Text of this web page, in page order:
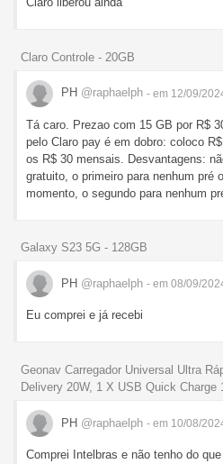
Claro Controle - 20GB
PH @raphaelph - em 12/09/
Tá caro. Prezao com 15 GB por R$
pelo Claro pay é em dobro: coloco
os R$ 30 mensais. Desvantagens:
gratuito, o primeiro para nenhum pré
momento, o segundo para nenhum
Galaxy S23 5G - 128GB
PH @raphaelph - em 08/09/
Eu comprei e já recebi
Geonav Carregador Universal Ultra
Delivery 20W, 1 X USB Quick Charge
PH @raphaelph - em 10/08/
Comprei Intelbras e não tenho do